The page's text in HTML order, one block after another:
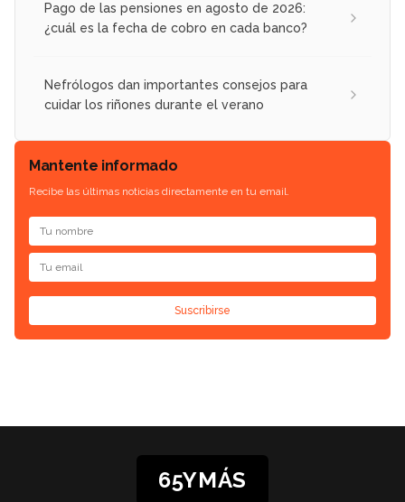
Pago de las pensiones en agosto de 2026:
¿cuál es la fecha de cobro en cada banco?
Nefrólogos dan importantes consejos para
cuidar los riñones durante el verano
Mantente informado
Recibe las últimas noticias directamente en tu email.
Suscribirse
65YMÁS